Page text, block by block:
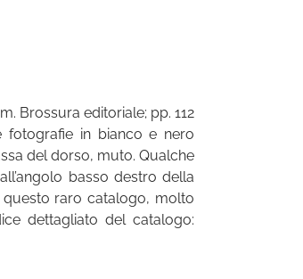
Brossura editoriale; pp. 112
fotografie in bianco e nero
del dorso, muto. Qualche
basso destro della
questo raro catalogo, molto
dettagliato del catalogo: